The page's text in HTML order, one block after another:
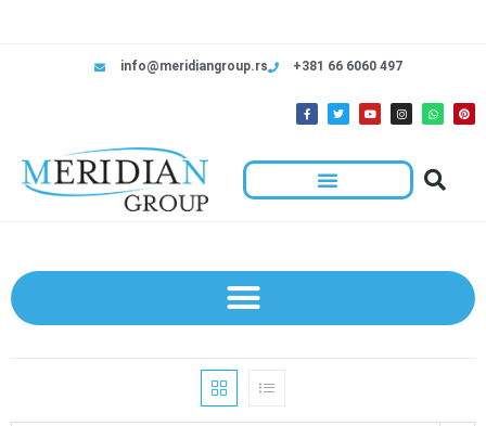
info@meridiangroup.rs +381 66 6060 497